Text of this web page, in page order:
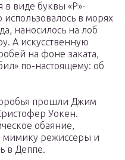
в виде буквы «Р»-
в морях
наносилось на лоб
А искусственную
на фоне заката,
по-настоящему: об
прошли Джим
Уокен.
обаяние,
мимику режиссеры и
в Деппе.